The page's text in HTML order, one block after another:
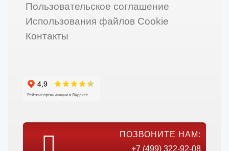
Пользовательское соглашение
Использования файлов Cookie
Контакты
ПОЗВОНИТЕ НАМ:
+7 (499) 322-92-08